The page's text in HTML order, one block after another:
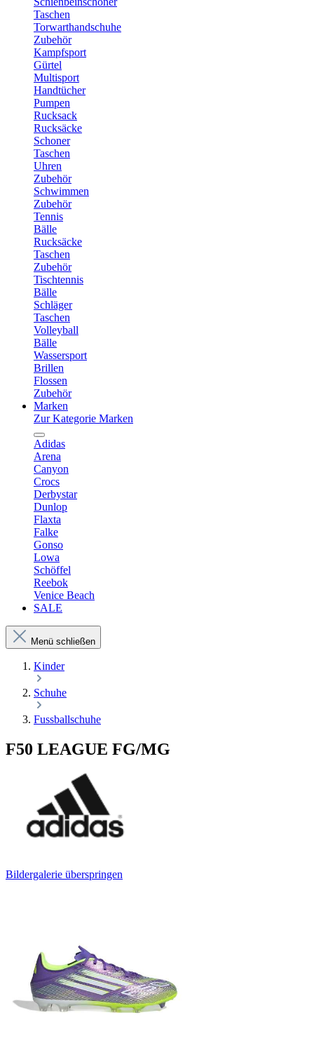
Taschen
Torwarthandschuhe
Zubehör
Kampfsport
Gürtel
Multisport
Handtücher
Pumpen
Rucksack
Rucksäcke
Schoner
Taschen
Uhren
Zubehör
Schwimmen
Zubehör
Tennis
Bälle
Rucksäcke
Taschen
Zubehör
Tischtennis
Bälle
Schläger
Taschen
Volleyball
Bälle
Wassersport
Brillen
Flossen
Zubehör
Marken
Zur Kategorie Marken
Adidas
Arena
Canyon
Crocs
Derbystar
Dunlop
Flaxta
Falke
Gonso
Lowa
Schöffel
Reebok
Venice Beach
SALE
Menü schließen
Kinder
Schuhe
Fussballschuhe
F50 LEAGUE FG/MG
Bildergalerie überspringen